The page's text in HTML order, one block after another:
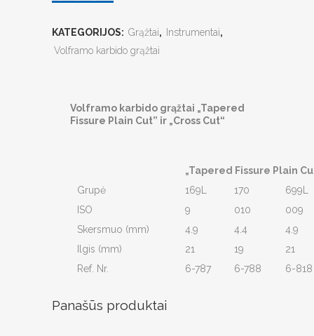
KATEGORIJOS: Grąžtai, Instrumentai,
Volframo karbido grąžtai
Volframo karbido grąžtai „Tapered
Fissure Plain Cut” ir „Cross Cut“
„Tapered Fissure Plain
Grupė
169L 170
699L
ISO
9 010
009
Skersmuo (mm)
4.9 4.4
4.9
Ilgis (mm)
21 19
21
Ref. Nr.
6-787 6-788 6-818
Panašūs produktai